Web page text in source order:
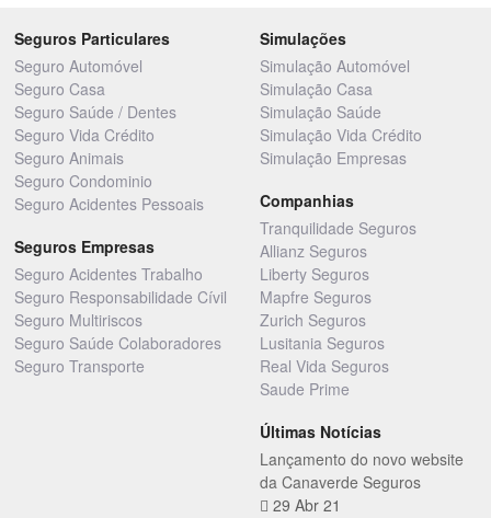
Seguros Particulares
Seguro Automóvel
Seguro Casa
Seguro Saúde / Dentes
Seguro Vida Crédito
Seguro Animais
Seguro Condominio
Seguro Acidentes Pessoais
Seguros Empresas
Seguro Acidentes Trabalho
Seguro Responsabilidade Cívil
Seguro Multiriscos
Seguro Saúde Colaboradores
Seguro Transporte
Simulações
Simulação Automóvel
Simulação Casa
Simulação Saúde
Simulação Vida Crédito
Simulação Empresas
Companhias
Tranquilidade Seguros
Allianz Seguros
Liberty Seguros
Mapfre Seguros
Zurich Seguros
Lusitania Seguros
Real Vida Seguros
Saude Prime
Últimas Notícias
Lançamento do novo website
da Canaverde Seguros
29 Abr 21